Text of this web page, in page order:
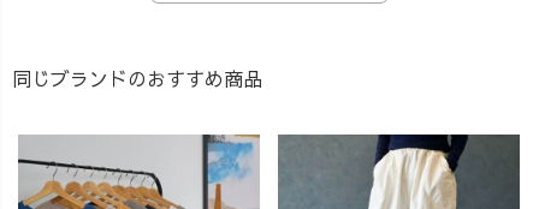
同じブランドのおすすめ商品